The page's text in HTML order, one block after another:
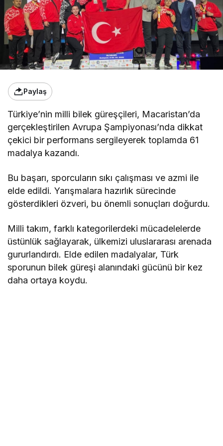
Paylaş
Türkiye’nin milli bilek güreşçileri, Macaristan’da
gerçekleştirilen Avrupa Şampiyonası’nda dikkat
çekici bir performans sergileyerek toplamda 61
madalya kazandı.
Bu başarı, sporcuların sıkı çalışması ve azmi ile
elde edildi. Yarışmalara hazırlık sürecinde
gösterdikleri özveri, bu önemli sonuçları doğurdu.
Milli takım, farklı kategorilerdeki mücadelelerde
üstünlük sağlayarak, ülkemizi uluslararası arenada
gururlandırdı. Elde edilen madalyalar, Türk
sporunun bilek güreşi alanındaki gücünü bir kez
daha ortaya koydu.